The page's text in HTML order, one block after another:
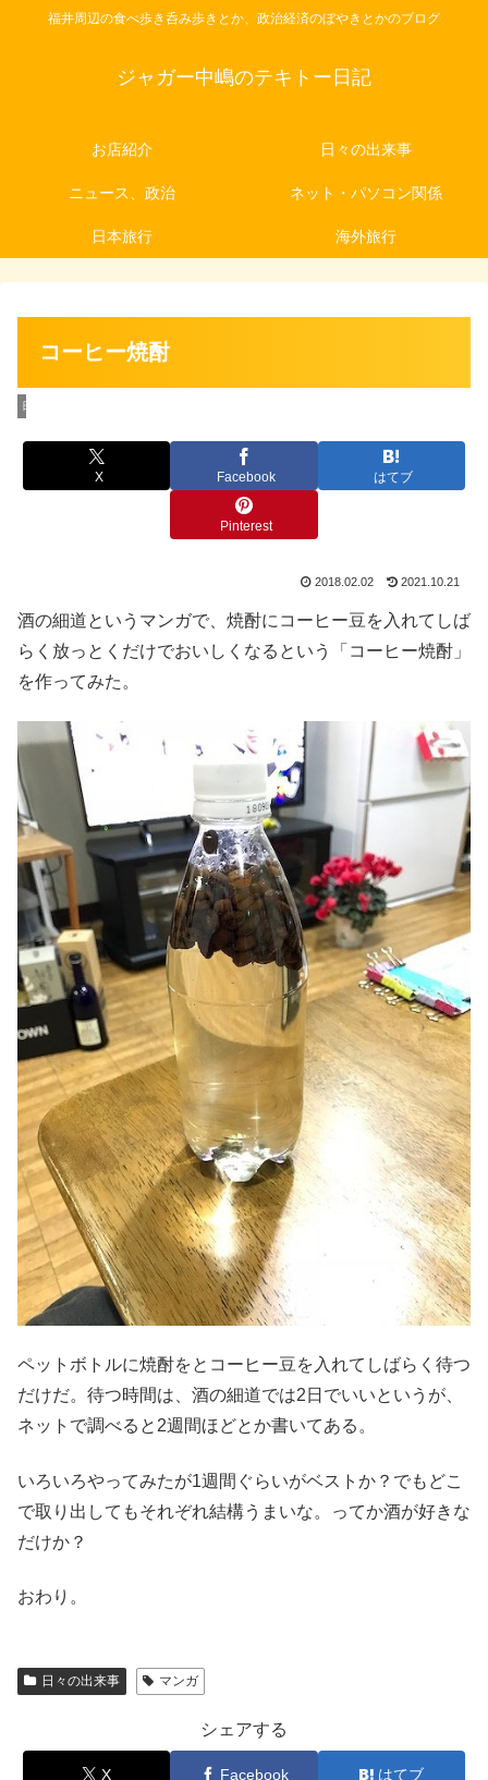
福井周辺の食べ歩き呑み歩きとか、政治経済のぼやきとかのブログ
ジャガー中嶋のテキトー日記
お店紹介 日々の出来事
ニュース、政治 ネット・パソコン関係
日本旅行 海外旅行
コーヒー焼酎
日々の出来事
X Facebook はてブ
Pinterest
2018.02.02 2021.10.21
酒の細道というマンガで、焼酎にコーヒー豆を入れてしば
らく放っとくだけでおいしくなるという「コーヒー焼酎」
を作ってみた。
ペットボトルに焼酎をとコーヒー豆を入れてしばらく待つ
だけだ。待つ時間は、酒の細道では2日でいいというが、
ネットで調べると2週間ほどとか書いてある。
いろいろやってみたが1週間ぐらいがベストか？でもどこ
で取り出してもそれぞれ結構うまいな。ってか酒が好きな
だけか？
おわり。
日々の出来事 マンガ
シェアする
X Facebook はてブ